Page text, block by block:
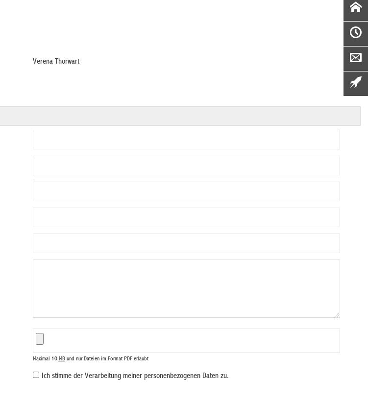
Verena Thorwart
Maximal 10 MBund nur Dateien im Format PDF erlaubt
Ich stimme der Verarbeitung meiner personenbezogenen Daten zu.